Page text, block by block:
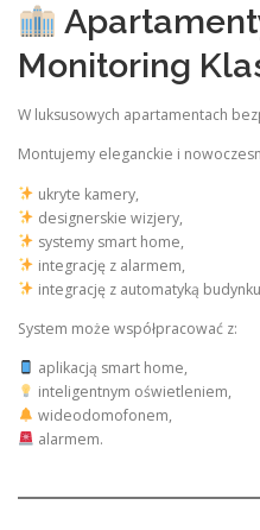
Monitoring
W luksusowych apartamentach
Montujemy eleganckie i
ukryte kamery,
designerskie wizjery,
systemy smart home,
integrację z alarmem,
integrację z automatyką
System może współpracować z:
aplikacją smart home,
inteligentnym oświetleniem,
wideodomofonem,
alarmem.